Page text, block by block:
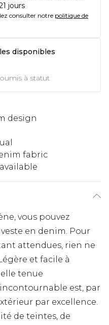
jours
consulter notre politique de
disponibles
à statut
design
fabric
vous pouvez
en denim. Pour
attendues, rien ne
et facile à
tenue
est, par
par excellence.
de teintes, de